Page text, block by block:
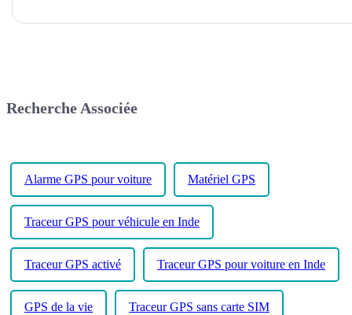
Recherche Associée
Alarme GPS pour voiture Matériel GPS
Traceur GPS pour véhicule en Inde
Traceur GPS activé Traceur GPS pour voiture en Inde
GPS de la vie Traceur GPS sans carte SIM